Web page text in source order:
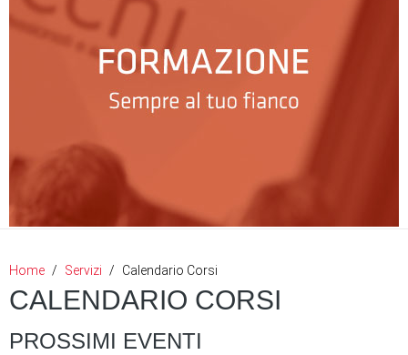
Home Servizi Calendario Corsi
CALENDARIO CORSI
PROSSIMI EVENTI